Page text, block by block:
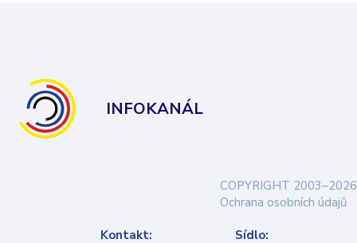
INFOKANÁL
COPYRIGHT 2003–2026
Ochrana osobních údajů
Sídlo:
Kontakt: